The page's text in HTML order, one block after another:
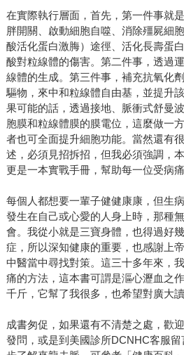
在實際執行層面，首先，第一件事就
胖開關、啟動細胞自噬、消除殭屍細
酸活化蛋白激脢）途徑、活化長壽蛋
酸對粒線體的傷害。第二件事，透過
線體的生成。第三件事，補充抗氧化
驅物，來中和粒線體自由基，並提升
果可能的話，透過接地、脈衝式舒曼
胞膜和粒線體膜的膜電位，這麼做一
者也可全面提升細胞功能。當然還有
述，必須見招拆招，但我必須強調，
更是一本實戰手冊，幫助每一位受病
每個人都想要一輩子健健康康，但生
發生在自己或心愛的人身上時，那種
會。我從小就是三寶身體，也得過好
症，所以深知健康的重要，也感謝上
中醫當中尋找對策。這三十多年來，
痛的方法，這本書可謂是漚心瀝血之
千斤，它幫了我很多，也希望對廣大讀
成書匆促，如果還有不清楚之處，歡
發問，或是到美國診所DCNHC客服